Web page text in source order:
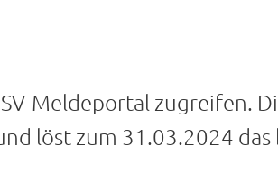
Meldeportal zugreifen.
löst zum 31.03.2024 das